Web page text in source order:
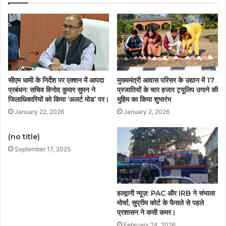
सीएम धामी के निर्देश पर एक्शन में आपदा
प्रबंधन: सचिव विनोद कुमार सुमन ने
जिलाधिकारियों को किया ‘अलर्ट मोड’ पर।
January 22, 2026
मुख्यमंत्री आवास परिसर के उद्यान में 17
प्रजातियों के चार हजार ट्यूलिप उगाने की
मुहिम का किया शुभारंभ
January 2, 2026
(no title)
September 17, 2025
हल्द्वानी न्यूज़: PAC और IRB ने संभाला
मोर्चा, सुप्रीम कोर्ट के फैसले से पहले
प्रशासन ने कसी कमर।